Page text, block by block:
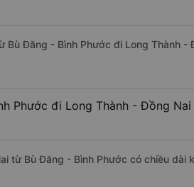
Bù Đăng - Bình Phước đi Long Thành -
Phước đi Long Thành - Đồng
từ Bù Đăng - Bình Phước có chiều dài